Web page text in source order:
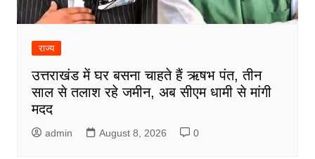
राज्य
उत्तराखंड में घर बसना चाहते हैं ऋषभ पंत, तीन
साल से तलाश रहे जमीन, अब सीएम धामी से मांगी
मदद
admin August 8, 2026 0